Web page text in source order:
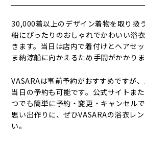
30,000着以上のデザイン着物を取り扱
船にぴったりのおしゃれでかわいい浴
きます。当日は店内で着付けとヘアセ
ま納涼船に向かえるため手間がかかりま
VASARAは事前予約がおすすめですが
当日の予約も可能です。公式サイトま
つでも簡単に予約・変更・キャンセル
思い出作りに、ぜひVASARAの浴衣レ
い。